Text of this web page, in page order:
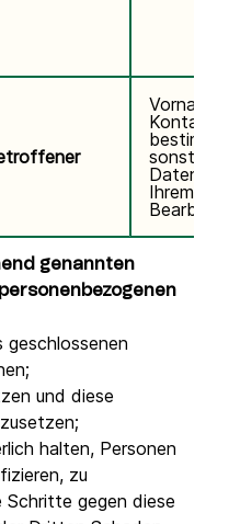
sonstige
Daten im
Ihrem
genannten
geschlossenen
und diese
halten, Personen
zu
gegen diese